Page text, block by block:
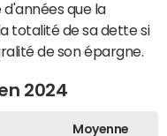
que la
totalité de sa dette si
de son épargne.
2024
Moyenne